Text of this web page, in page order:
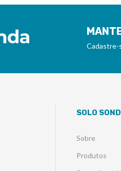
Cadastre-
SOLO
Sobre
Produtos